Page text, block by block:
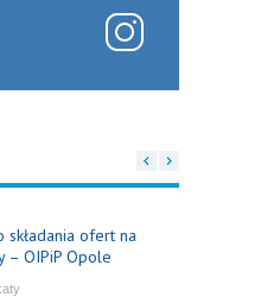
ofert na
– OIPiP Opole